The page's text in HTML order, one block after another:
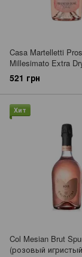
Casa Martelletti
Millesimato Extra
просекко)
521 грн
Хит
Col Mesian Brut
(розовый